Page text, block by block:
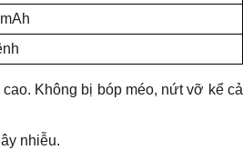
Không bị bóp méo, nứt vỡ kể cả
nhiễu.